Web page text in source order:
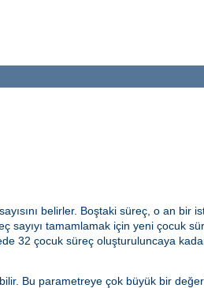
belirler. Boştaki süreç, o an bir
sayıyı tamamlamak için yeni çocuk
32 çocuk süreç oluşturuluncaya
Bu parametreye çok büyük bir